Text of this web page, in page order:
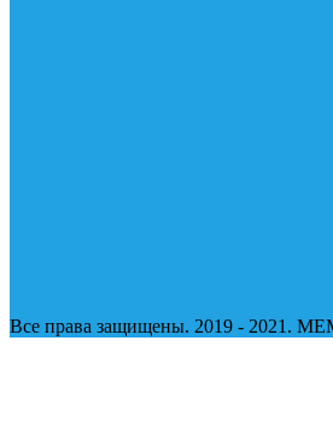
Все права защищены. 2019 - 2021.